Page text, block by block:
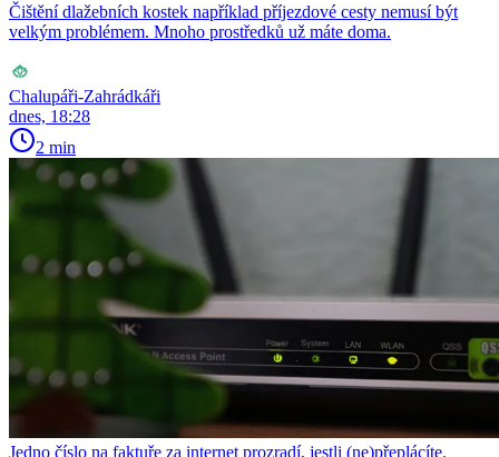
Čištění dlažebních kostek například příjezdové cesty nemusí být
velkým problémem. Mnoho prostředků už máte doma.
Chalupáři-Zahrádkáři
dnes, 18:28
2 min
Jedno číslo na faktuře za internet prozradí, jestli (ne)přeplácíte.